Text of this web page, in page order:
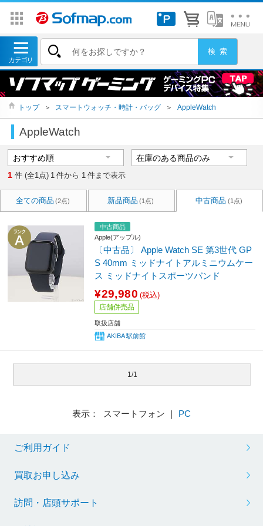
トップ ＞ スマートウォッチ・時計・バッグ ＞ AppleWatch
AppleWatch
1 件 (全1点) 1 件から 1 件まで表示
全ての商品 (2点) 新品商品 (1点) 中古商品 (1点)
中古商品
Apple(アップル)
〔中古品〕 Apple Watch SE 第3世代 GP
S 40mm ミッドナイトアルミニウムケー
ス ミッドナイトスポーツバンド
¥29,980 (税込)
店舗併売品
取扱店舗
AKIBA 駅前館
1/1
表示： スマートフォン ｜ PC
ご利用ガイド
買取お申し込み
訪問・店頭サポート